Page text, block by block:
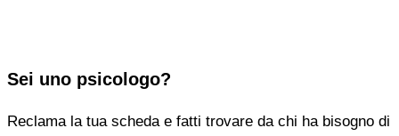
Sei uno psicologo?
Reclama la tua scheda e fatti trovare da chi ha bisogno di